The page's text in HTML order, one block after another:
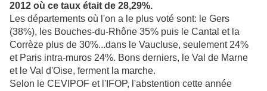
2012 où ce taux était de 28,29%.
Les départements où l'on a le plus voté sont: le Gers
(38%), les Bouches-du-Rhône 35% puis le Cantal et la
Corrèze plus de 30%...dans le Vaucluse, seulement 24%
et Paris intra-muros 24%. Bons derniers, le Val de Marne
et le Val d'Oise, ferment la marche.
Selon le CEVIPOF et l'IFOP, l'abstention cette année